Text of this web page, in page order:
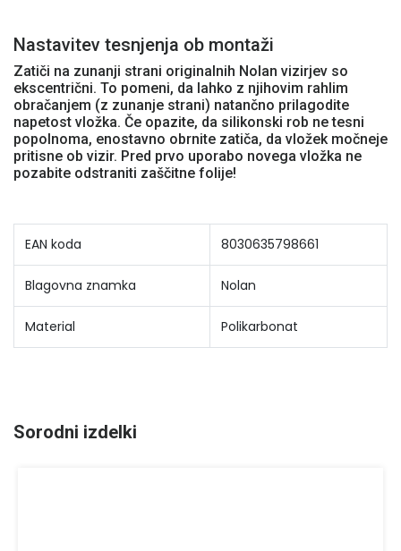
Nastavitev tesnjenja ob montaži
Zatiči na zunanji strani originalnih Nolan vizirjev so
ekscentrični. To pomeni, da lahko z njihovim rahlim
obračanjem (z zunanje strani) natančno prilagodite
napetost vložka. Če opazite, da silikonski rob ne tesni
popolnoma, enostavno obrnite zatiča, da vložek močneje
pritisne ob vizir. Pred prvo uporabo novega vložka ne
pozabite odstraniti zaščitne folije!
EAN koda 8030635798661
Blagovna znamka Nolan
Material Polikarbonat
Sorodni izdelki